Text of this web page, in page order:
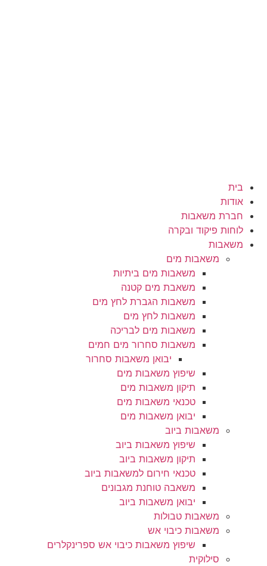
בית
אודות
חברת משאבות
לוחות פיקוד ובקרה
משאבות
משאבות מים
משאבות מים ביתיות
משאבת מים קטנה
משאבות הגברת לחץ מים
משאבות לחץ מים
משאבות מים לבריכה
משאבות סחרור מים חמים
יבואן משאבות סחרור
שיפוץ משאבות מים
תיקון משאבות מים
טכנאי משאבות מים
יבואן משאבות מים
משאבות ביוב
שיפוץ משאבות ביוב
תיקון משאבות ביוב
טכנאי חירום למשאבות ביוב
משאבה טוחנת מגבונים
יבואן משאבות ביוב
משאבות טבולות
משאבות כיבוי אש
שיפוץ משאבות כיבוי אש ספרינקלרים
סילוקית